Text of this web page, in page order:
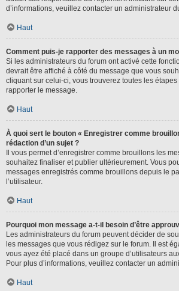
d’informations, veuillez contacter un administrateur
Haut
Comment puis-je rapporter des messages à un
Si les administrateurs du forum ont activé cette
devrait être affiché à côté du message que vous
cliquant sur celui-ci, vous trouverez toutes les
rapporter le message.
Haut
À quoi sert le bouton « Enregistrer comme
rédaction d’un sujet ?
Il vous permet d’enregistrer comme brouillons les
souhaitez finaliser et publier ultérieurement. Vous
messages enregistrés comme brouillons depuis le
l’utilisateur.
Haut
Pourquoi mon message a-t-il besoin d’être
Les administrateurs du forum peuvent décider de
les messages que vous rédigez sur le forum. Il est
vous ayez été placé dans un groupe d’utilisateurs
Pour plus d’informations, veuillez contacter un
Haut